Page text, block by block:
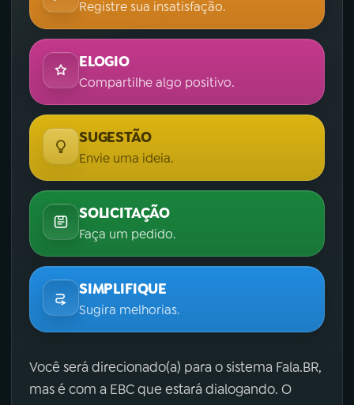
Registre sua insatisfação.
ELOGIO
Compartilhe algo positivo.
SUGESTÃO
Envie uma ideia.
SOLICITAÇÃO
Faça um pedido.
SIMPLIFIQUE
Sugira melhorias.
Você será direcionado(a) para o sistema Fala.BR,
mas é com a EBC que estará dialogando. O